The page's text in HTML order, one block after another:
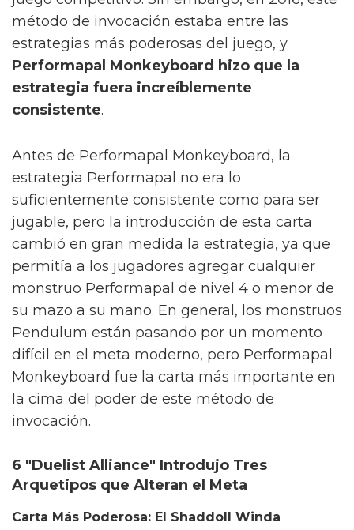
método de invocación estaba entre las
estrategias más poderosas del juego, y
Performapal Monkeyboard hizo que la
estrategia fuera increíblemente
consistente.
Antes de Performapal Monkeyboard, la
estrategia Performapal no era lo
suficientemente consistente como para ser
jugable, pero la introducción de esta carta
cambió en gran medida la estrategia, ya que
permitía a los jugadores agregar cualquier
monstruo Performapal de nivel 4 o menor de
su mazo a su mano. En general, los monstruos
Pendulum están pasando por un momento
difícil en el meta moderno, pero Performapal
Monkeyboard fue la carta más importante en
la cima del poder de este método de
invocación.
6 "Duelist Alliance" Introdujo Tres
Arquetipos que Alteran el Meta
Carta Más Poderosa: El Shaddoll Winda